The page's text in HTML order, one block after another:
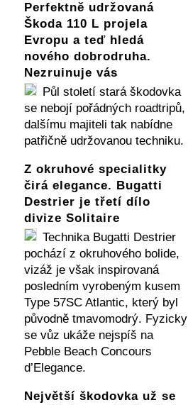
Perfektně udržovaná
Škoda 110 L projela
Evropu a teď hledá
nového dobrodruha.
Nezruinuje vás
Půl století stará škodovka
se nebojí pořádných roadtripů,
dalšímu majiteli tak nabídne
patřičně udržovanou techniku.
Z okruhové specialitky
čirá elegance. Bugatti
Destrier je třetí dílo
divize Solitaire
Technika Bugatti Destrier
pochází z okruhového bolide,
vizáž je však inspirovaná
posledním vyrobeným kusem
Type 57SC Atlantic, který byl
původně tmavomodrý. Fyzicky
se vůz ukáže nejspíš na
Pebble Beach Concours
d’Elegance.
Největší škodovka už se